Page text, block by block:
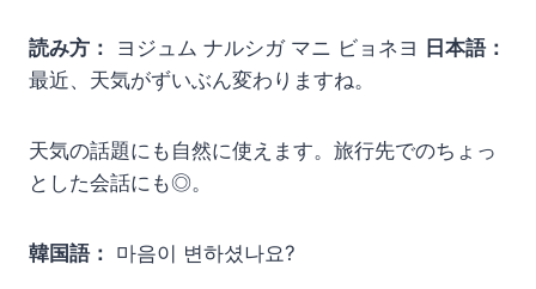
読み方： ヨジュム ナルシガ マニ ビョネヨ 日本語：
最近、天気がずいぶん変わりますね。
天気の話題にも自然に使えます。旅行先でのちょっ
とした会話にも◎。
韓国語： 마음이 변하셨나요?